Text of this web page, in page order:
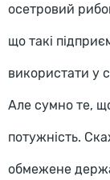
осетровий
що такі
використати у
Але сумно те,
потужність.
обмежене